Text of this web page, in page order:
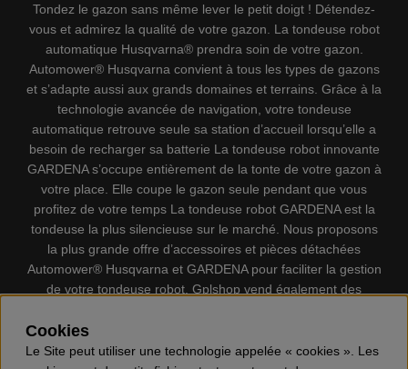
Tondez le gazon sans même lever le petit doigt ! Détendez-
vous et admirez la qualité de votre gazon. La tondeuse robot
automatique Husqvarna® prendra soin de votre gazon.
Automower® Husqvarna convient à tous les types de gazons
et s’adapte aussi aux grands domaines et terrains. Grâce à la
technologie avancée de navigation, votre tondeuse
automatique retrouve seule sa station d’accueil lorsqu’elle a
besoin de recharger sa batterie La tondeuse robot innovante
GARDENA s’occupe entièrement de la tonte de votre gazon à
votre place. Elle coupe le gazon seule pendant que vous
profitez de votre temps La tondeuse robot GARDENA est la
tondeuse la plus silencieuse sur le marché. Nous proposons
la plus grande offre d’accessoires et pièces détachées
Automower® Husqvarna et GARDENA pour faciliter la gestion
de votre tondeuse robot. Gplshop vend également des
individuel, Coupe-bordures, Débroussailleuses, Taille haies,
Motoculteurs, Souffleur, Souffleuses à neige, Nettoyeurs
Cookies
Le Site peut utiliser une technologie appelée « cookies ». Les